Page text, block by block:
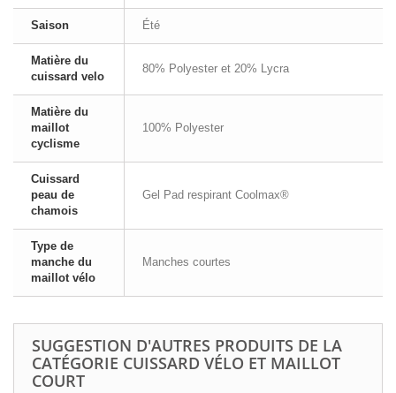
Saison Été
Matière du
cuissard velo
80% Polyester et 20% Lycra
Matière du
maillot
cyclisme
100% Polyester
Cuissard
peau de
chamois
Gel Pad respirant Coolmax®
Type de
manche du
maillot vélo
Manches courtes
SUGGESTION D'AUTRES PRODUITS DE LA
CATÉGORIE CUISSARD VÉLO ET MAILLOT
COURT